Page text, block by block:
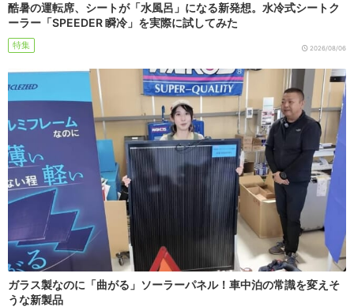
酷暑の運転席、シートが「水風呂」になる新発想。水冷式シートク
ーラー「SPEEDER 瞬冷」を実際に試してみた
特集 2026/08/06
ガラス製なのに「曲がる」ソーラーパネル！車中泊の常識を変えそ
うな新製品